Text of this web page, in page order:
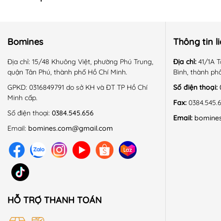
+ Thời tiết phù hợp: mùa xuân - hè.
📍 HƯỚNG DẪN SỬ DỤNG:
+ Giặt máy ở chế độ nhẹ, nhiệt độ thường.
+ Không sử dụng hóa chất tẩy có chứa Clo.
+ Phơi trong bóng mát.
Bomines
Địa chỉ: 15/48 Khuông Việt, phường Phú Trung,
quận Tân Phú, thành phố Hồ Chí Minh.
GPKD: 0316849791 do sở KH và ĐT TP Hồ Chí
Minh cấp.
Số điện thoại: 0384.545.656
Email: bomines.com@gmail.com
HỖ TRỢ THANH TOÁN
Thông tin
Địa chỉ: 41/1A
Bình, thành
Số điện thoại:
Fax:
Email: